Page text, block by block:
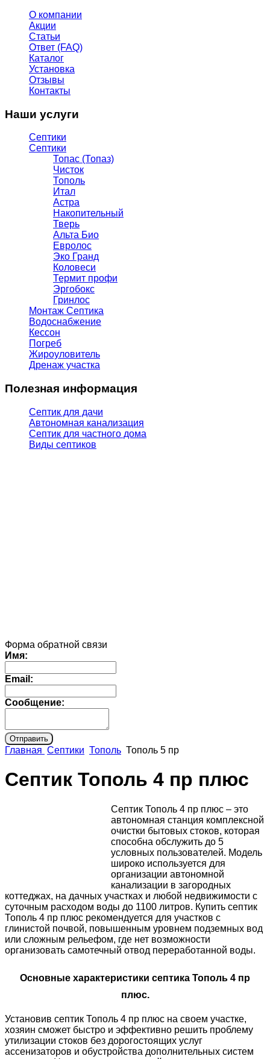
О компании
Акции
Статьи
Ответ (FAQ)
Каталог
Установка
Отзывы
Контакты
Наши услуги
Септики
Септики
Топас (Топаз)
Чисток
Тополь
Итал
Астра
Накопительный
Тверь
Альта Био
Евролос
Эко Гранд
Коловеси
Термит профи
Эргобокс
Гринлос
Монтаж Септика
Водоснабжение
Кессон
Погреб
Жироуловитель
Дренаж участка
Полезная информация
Септик для дачи
Автономная канализация
Септик для частного дома
Виды септиков
Форма обратной связи
Имя:
Email:
Сообщение:
Главная Септики Тополь Тополь 5 пр
Септик Тополь 4 пр плюс
Септик Тополь 4 пр плюс – это
автономная станция комплексной
очистки бытовых стоков, которая
способна обслужить до 5
условных пользователей. Модель
широко используется для
организации автономной
канализации в загородных
коттеджах, на дачных участках и любой недвижимости с
суточным расходом воды до 1100 литров. Купить септик
Тополь 4 пр плюс рекомендуется для участков с
глинистой почвой, повышенным уровнем подземных вод
или сложным рельефом, где нет возможности
организовать самотечный отвод переработанной воды.
Основные характеристики септика Тополь 4 пр
плюс.
Установив септик Тополь 4 пр плюс на своем участке,
хозяин сможет быстро и эффективно решить проблему
утилизации стоков без дорогостоящих услуг
ассенизаторов и обустройства дополнительных систем